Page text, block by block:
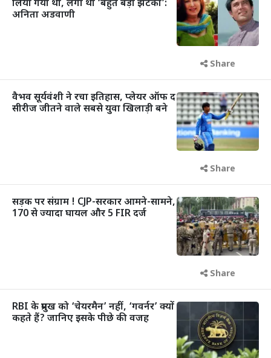
लिया गया था, लगा था ‘बहुत बड़ा झटका’:
अनिता अडवाणी
Share
वैभव सूर्यवंशी ने रचा इतिहास, प्लेयर ऑफ द
सीरीज जीतने वाले सबसे युवा खिलाड़ी बने
Share
सड़क पर संग्राम ! CJP-सरकार आमने-सामने,
170 से ज्यादा घायल और 5 FIR दर्ज
Share
RBI के प्रमुख को ‘चेयरमैन’ नहीं, ‘गवर्नर’ क्यों
कहते हैं? जानिए इसके पीछे की वजह